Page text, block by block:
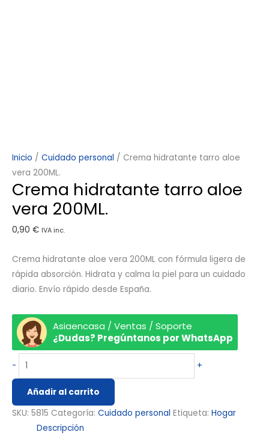
Inicio / Cuidado personal / Crema hidratante tarro aloe
vera 200ML.
Crema hidratante tarro aloe
vera 200ML.
0,90 € IVA inc.
Crema hidratante aloe vera 200ML con fórmula ligera de
rápida absorción. Hidrata y calma la piel para un cuidado
diario. Envío rápido desde España.
Asiaencasa / Ventas / Soporte
¿Dudas? Pregúntanos por WhatsApp
- +
Añadir al carrito
SKU: 5815 Categoría: Cuidado personal Etiqueta: Hogar
Descripción